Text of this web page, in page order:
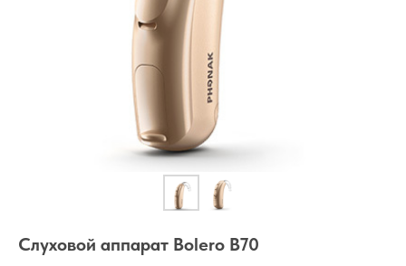
Слуховой аппарат Bolero B70